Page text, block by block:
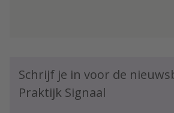
Schrijf je in voor de
Praktijk Signaal